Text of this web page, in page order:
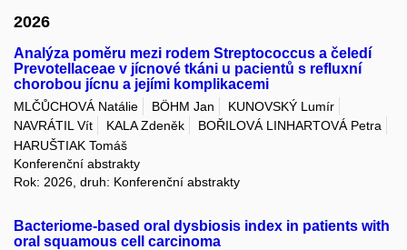
2026
Analýza poměru mezi rodem Streptococcus a čeledí
Prevotellaceae v jícnové tkáni u pacientů s refluxní
chorobou jícnu a jejími komplikacemi
MLČŮCHOVÁ Natálie BÖHM Jan
KUNOVSKÝ Lumír
NAVRÁTIL Vít
KALA Zdeněk
BOŘILOVÁ LINHARTOVÁ Petra
HARUŠTIAK Tomáš
Konferenční abstrakty
Rok: 2026, druh: Konferenční abstrakty
Bacteriome-based oral dysbiosis index in patients with
oral squamous cell carcinoma